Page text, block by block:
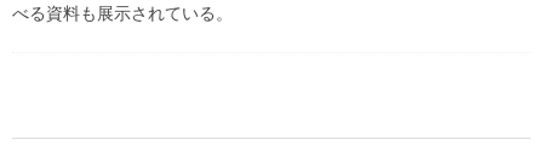
べる資料も展示されている。